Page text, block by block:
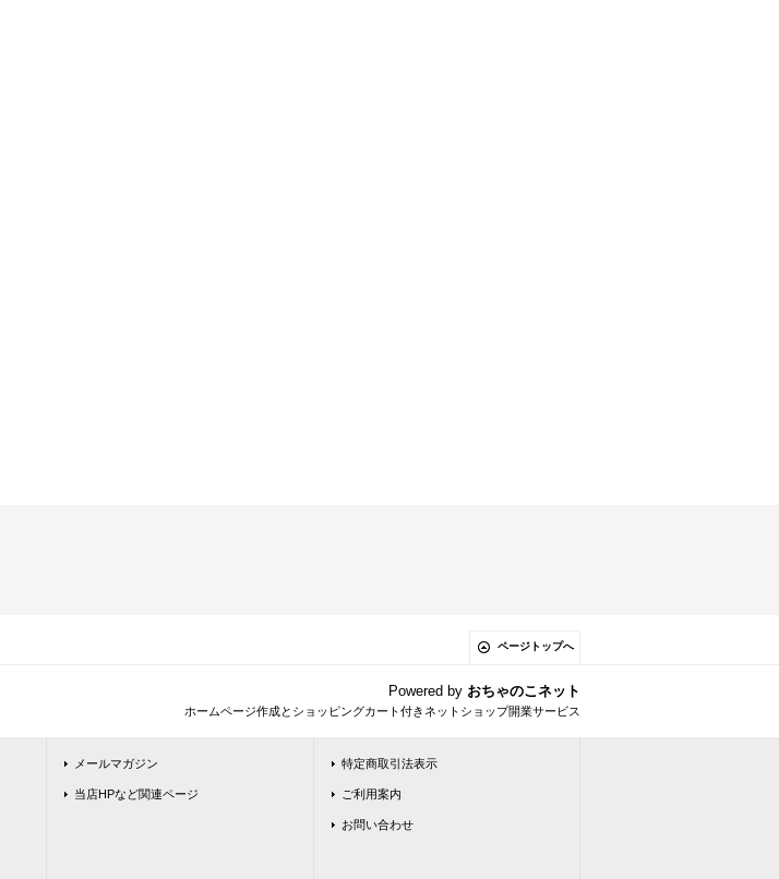
ページトップへ
Powered by おちゃのこネット
ホームページ作成とショッピングカート付きネットショップ開業サービス
メールマガジン
当店HPなど関連ページ
特定商取引法表示
ご利用案内
お問い合わせ